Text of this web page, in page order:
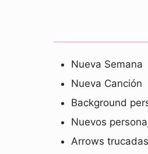
Nueva Semana
Nueva Canción
Background
Nuevos
Arrows trucadas